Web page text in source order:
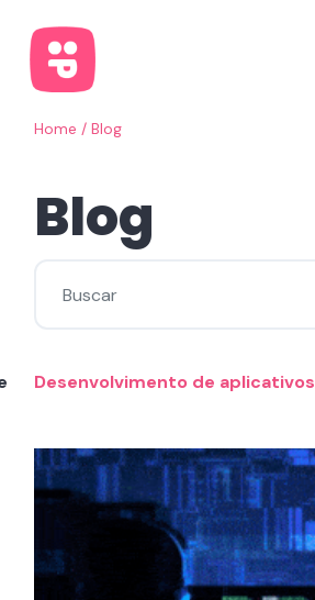
Home / Blog
Blog
Desenvolvimento de aplicativos